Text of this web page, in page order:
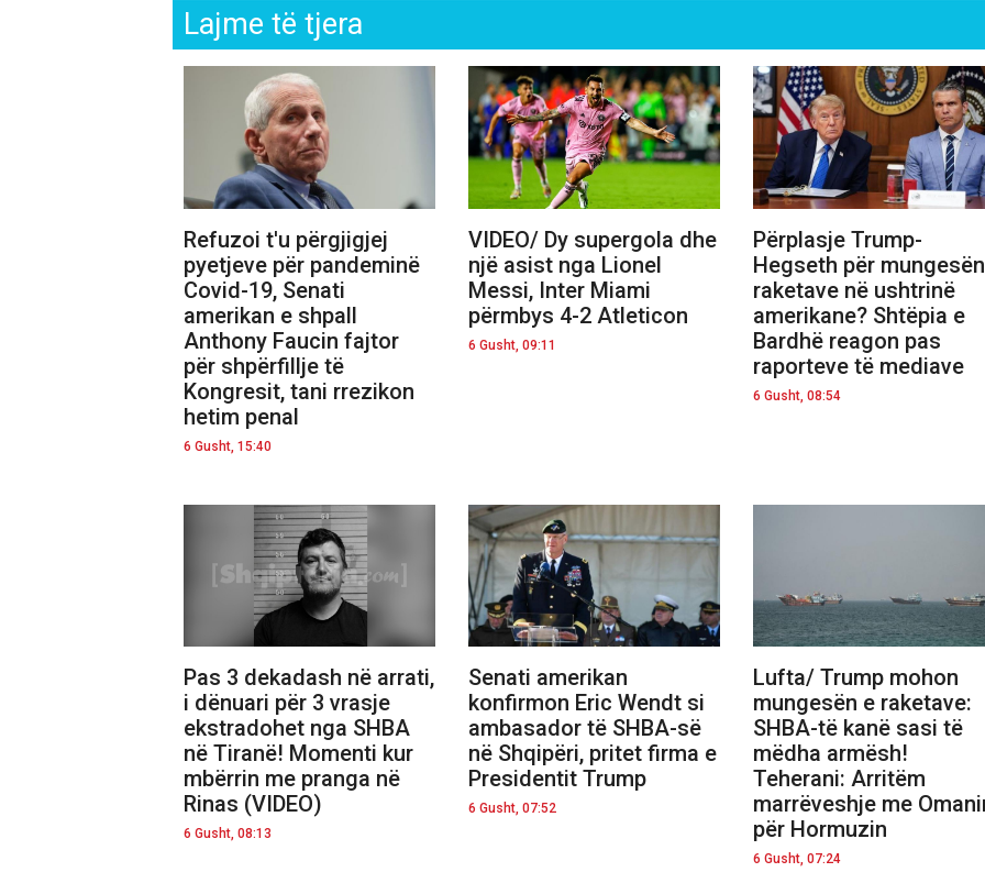
Lajme të tjera
Refuzoi t'u përgjigjej
pyetjeve për pandeminë
Covid-19, Senati
amerikan e shpall
Anthony Faucin fajtor
për shpërfillje të
Kongresit, tani rrezikon
hetim penal
6 Gusht, 15:40
VIDEO/ Dy supergola dhe
një asist nga Lionel
Messi, Inter Miami
përmbys 4-2 Atleticon
6 Gusht, 09:11
Përplasje Trump-
Hegseth për
raketave në ushtrinë
amerikane? Shtëpia e
Bardhë reagon pas
raporteve të mediave
6 Gusht, 08:54
Pas 3 dekadash në arrati,
i dënuari për 3 vrasje
ekstradohet nga SHBA
në Tiranë! Momenti kur
mbërrin me pranga në
Rinas (VIDEO)
6 Gusht, 08:13
Senati amerikan
konfirmon Eric Wendt si
ambasador të SHBA-së
në Shqipëri, pritet firma e
Presidentit Trump
6 Gusht, 07:52
Lufta/ Trump mohon
mungesën e raketave:
SHBA-të kanë sasi të
mëdha armësh!
Teherani: Arritëm
marrëveshje me
për Hormuzin
6 Gusht, 07:24